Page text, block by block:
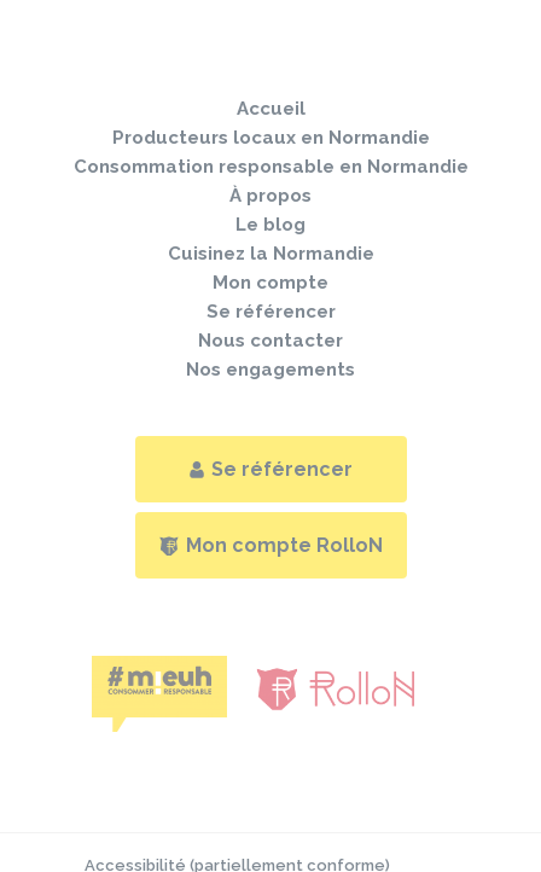
Accueil
Producteurs locaux en Normandie
Consommation responsable en Normandie
À propos
Le blog
Cuisinez la Normandie
Mon compte
Se référencer
Nous contacter
Nos engagements
Se référencer
Mon compte RolloN
Accessibilité (partiellement conforme)